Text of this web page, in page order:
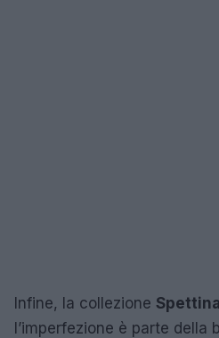
Infine, la collezione
l’imperfezione è parte della